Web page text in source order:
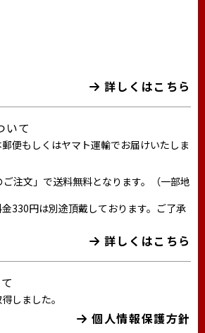
詳しくはこちら
いて
便もしくはヤマト運輸でお届けいたしま
注文」で送料無料となります。（一部地
330円は別途頂戴しております。ご了承
詳しくはこちら
しました。
個人情報保護方針